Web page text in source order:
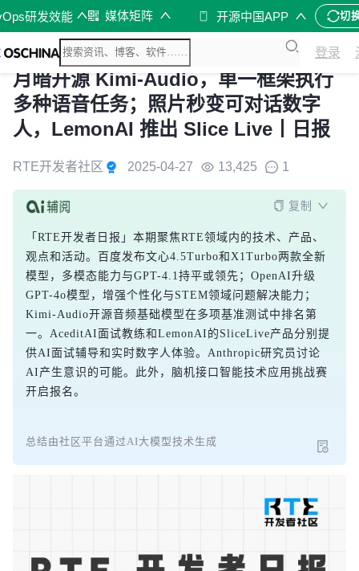
研发效能 媒体矩阵 开源中国APP 切
登录
月暗开源 Kimi-Audio，单一框架执行
多种语音任务；照片秒变可对话数字
人，LemonAI 推出 Slice Live丨日报
RTE开发者社区 2025-04-27 13,425 1
复制
「RTE开发者日报」本期聚焦RTE领域内的技术、产品、
观点和活动。百度发布文心4.5Turbo和X1Turbo两款全新
模型，多模态能力与GPT-4.1持平或领先；OpenAI升级
GPT-4o模型，增强个性化与STEM领域问题解决能力；
Kimi-Audio开源音频基础模型在多项基准测试中排名第
一。AceditAI面试教练和LemonAI的SliceLive产品分别提
供AI面试辅导和实时数字人体验。Anthropic研究员讨论
AI产生意识的可能。此外，脑机接口智能技术应用挑战赛
开启报名。
总结由社区平台通过AI大模型技术生成